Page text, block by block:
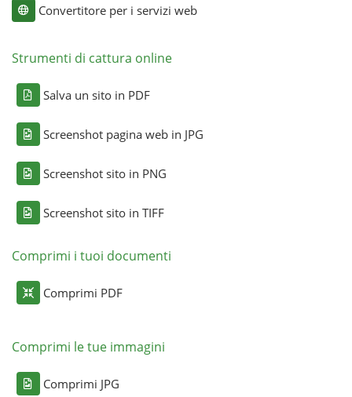
Convertitore per i servizi web
Strumenti di cattura online
Salva un sito in PDF
Screenshot pagina web in JPG
Screenshot sito in PNG
Screenshot sito in TIFF
Comprimi i tuoi documenti
Comprimi PDF
Comprimi le tue immagini
Comprimi JPG